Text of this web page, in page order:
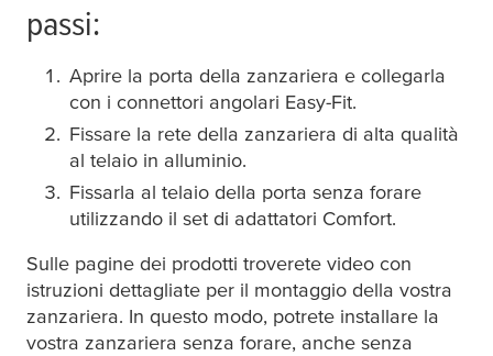
passi:
Aprire la porta della zanzariera e collegarla
con i connettori angolari Easy-Fit.
Fissare la rete della zanzariera di alta qualità
al telaio in alluminio.
Fissarla al telaio della porta senza forare
utilizzando il set di adattatori Comfort.
Sulle pagine dei prodotti troverete video con
istruzioni dettagliate per il montaggio della vostra
zanzariera. In questo modo, potrete installare la
vostra zanzariera senza forare, anche senza